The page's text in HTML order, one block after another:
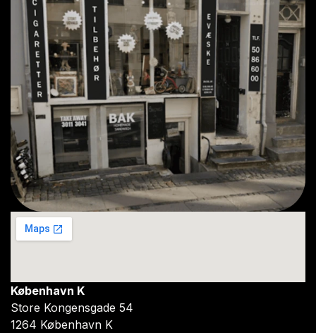
København K
Store Kongensgade 54
1264 København K